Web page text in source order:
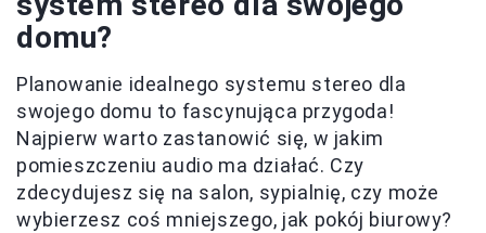
domu?
Planowanie idealnego systemu stereo dla
swojego domu to fascynująca przygoda!
Najpierw warto zastanowić się, w jakim
pomieszczeniu audio ma działać. Czy
zdecydujesz się na salon, sypialnię, czy może
wybierzesz coś mniejszego, jak pokój biurowy?